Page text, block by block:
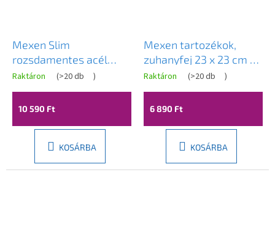
Mexen Slim
rozsdamentes acél
zuhanyfej 25 x 25 cm,
arany, 79125-50
Raktáron (>20 db )
10 590 Ft
KOSÁRBA
Mexen tartozékok,
zuhanyfej 23 x 23 cm D-
33, króm, 79733-00
Raktáron (>20 db )
6 890 Ft
KOSÁRBA